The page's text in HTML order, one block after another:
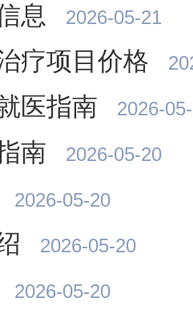
息 2026-05-21
疗项目价格
医指南 2026-
南 2026-05-20
2026-05-20
2026-05-20
2026-05-20